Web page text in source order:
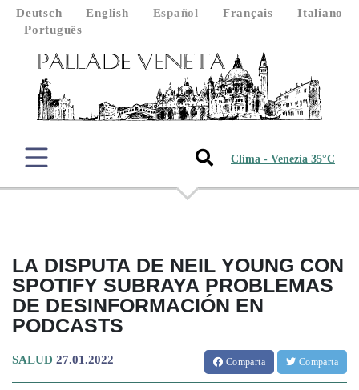
Deutsch English Español Français
Italiano
Português
Clima - Venezia 35°C
LA DISPUTA DE NEIL YOUNG CON
SPOTIFY SUBRAYA PROBLEMAS
DE DESINFORMACIÓN EN
PODCASTS
SALUD 27.01.2022 Comparta Comparta